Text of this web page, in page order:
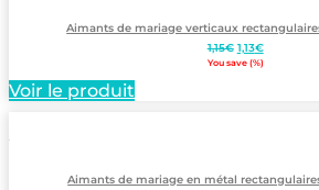
Aimants de mariage verticaux
1,15€ Le
prix
1,13€Le
prix
You save (%)
Voir le produit
Aimants de mariage en métal